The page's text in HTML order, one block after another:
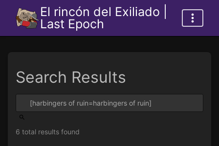
El rincón del Exiliado |
Last Epoch
Search Results
6 total results found